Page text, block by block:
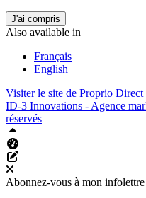
J'ai compris
Also available in
Français
English
Visiter le site de Proprio Direct
ID-3 Innovations - Agence
réservés
Abonnez-vous à mon infolettre